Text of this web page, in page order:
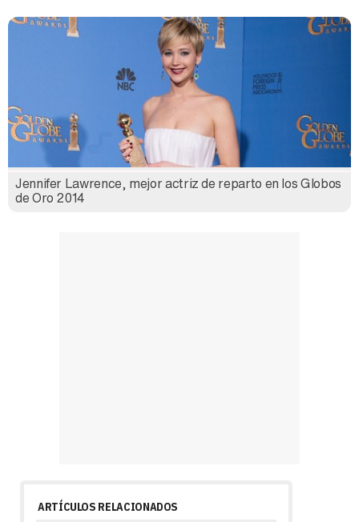
Jennifer Lawrence, mejor actriz de reparto en los Globos
de Oro 2014
ARTÍCULOS RELACIONADOS